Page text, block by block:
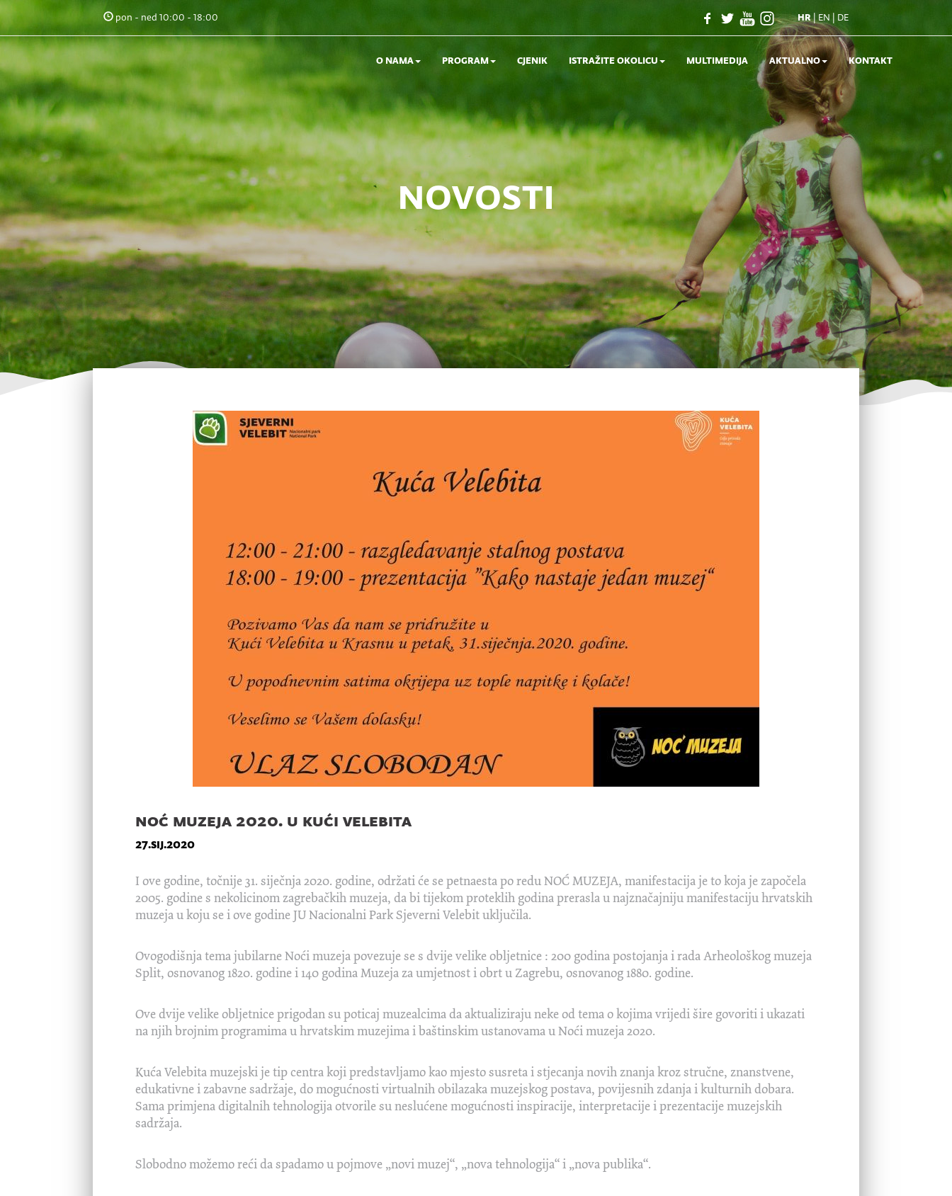
pon - ned 10:00 - 18:00 HR| EN | DE
O NAMA PROGRAM CJENIK ISTRAŽITE OKOLICU MULTIMEDIJA AKTUALNO KONTAKT
novosti
noć muzeja 2020. u kući velebita
27.sij.2020
I ove godine, točnije 31. siječnja 2020. godine, održati će se petnaesta po redu NOĆ MUZEJA, manifestacija je to koja je započela
2005. godine s nekolicinom zagrebačkih muzeja, da bi tijekom proteklih godina prerasla u najznačajniju manifestaciju hrvatskih
muzeja u koju se i ove godine JU Nacionalni Park Sjeverni Velebit uključila.
Ovogodišnja tema jubilarne Noći muzeja povezuje se s dvije velike obljetnice : 200 godina postojanja i rada Arheološkog muzeja
Split, osnovanog 1820. godine i 140 godina Muzeja za umjetnost i obrt u Zagrebu, osnovanog 1880. godine.
Ove dvije velike obljetnice prigodan su poticaj muzealcima da aktualiziraju neke od tema o kojima vrijedi šire govoriti i ukazati
na njih brojnim programima u hrvatskim muzejima i baštinskim ustanovama u Noći muzeja 2020.
Kuća Velebita muzejski je tip centra koji predstavljamo kao mjesto susreta i stjecanja novih znanja kroz stručne, znanstvene,
edukativne i zabavne sadržaje, do mogućnosti virtualnih obilazaka muzejskog postava, povijesnih zdanja i kulturnih dobara.
Sama primjena digitalnih tehnologija otvorile su neslućene mogućnosti inspiracije, interpretacije i prezentacije muzejskih
sadržaja.
Slobodno možemo reći da spadamo u pojmove „novi muzej“, „nova tehnologija“ i „nova publika“.